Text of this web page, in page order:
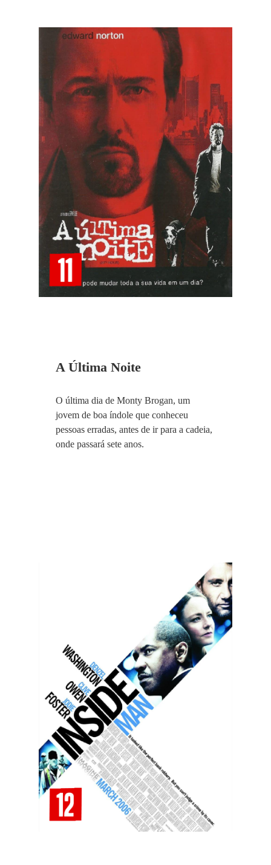
A Última Noite
O última dia de Monty Brogan, um
jovem de boa índole que conheceu
pessoas erradas, antes de ir para a cadeia,
onde passará sete anos.